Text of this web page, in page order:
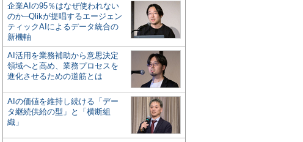
企業AIの95％はなぜ使われない
のか─Qlikが提唱するエージェン
ティックAIによるデータ統合の
新機軸
AI活用を業務補助から意思決定
領域へと高め、業務プロセスを
進化させるための道筋とは
AIの価値を維持し続ける「デー
タ継続供給の型」と「横断組
織」